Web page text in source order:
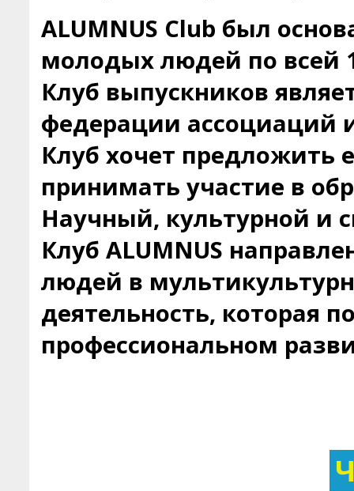
ALUMNUS Club был
молодых людей по всей
Клуб выпускников
федерации ассоциаций
Клуб хочет предложить
принимать участие в
Научный, культурной и
Клуб ALUMNUS
людей в
деятельность, которая
профессиональном